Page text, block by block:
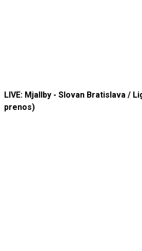
LIVE: Mjallby - Slovan Bratislava /
prenos)